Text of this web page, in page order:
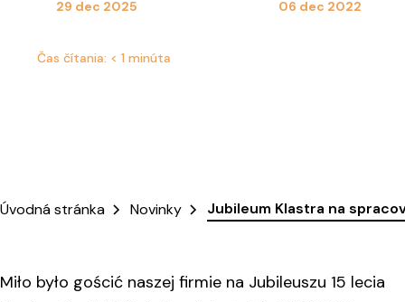
29 dec 2025 06 dec 2022
Čas čítania: < 1 minúta
Úvodná stránka Novinky Jubileum Klastra na
Miło było gościć naszej firmie na Jubileuszu 15 lecia